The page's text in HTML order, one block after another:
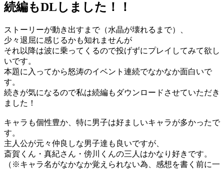
続編もDLしました！！
ストーリーが動き出すまで（水晶が壊れるまで）、
少々退屈に感じるかも知れませんが
それ以降は波に乗ってくるので投げずにプレイしてみて欲し
いです。
本題に入ってから怒涛のイベント連続でなかなか面白いで
す。
続きが気になるので私は続編もダウンロードさせていただき
ました！
キャラも個性豊か、特に男子は好ましいキャラが多かったで
す。
主人公が元々仲良しな男子達も良いですが、
斎賀くん・真紀さん・傍川くんの三人はかなり好きです。
（※キャラ名がなかなか覚えられない為、感想を書く前に一